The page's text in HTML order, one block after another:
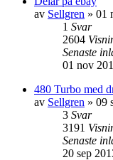
av Sellgren » 01
1 Svar
2604
Senaste
01 nov
480 Turbo med
av Sellgren » 09
3 Svar
3191
Senaste
20 sep